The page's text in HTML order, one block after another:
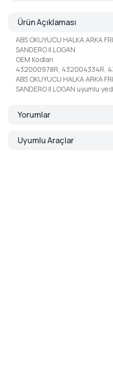
Ürün Açıklaması
ABS OKUYUCU HALKA ARKA
SANDERO II LOGAN
OEM Kodları
432000978R, 432004334R,
ABS OKUYUCU HALKA ARKA
SANDERO II LOGAN uyumlu
Yorumlar
Uyumlu Araçlar